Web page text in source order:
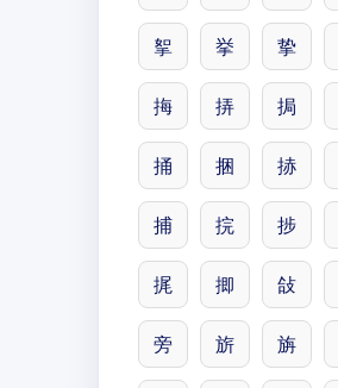
挐 挙 挚
挴 挵 挶
捅 捆 捇
捕 捖 捗
捤 揤 敆
旁 旂 旃